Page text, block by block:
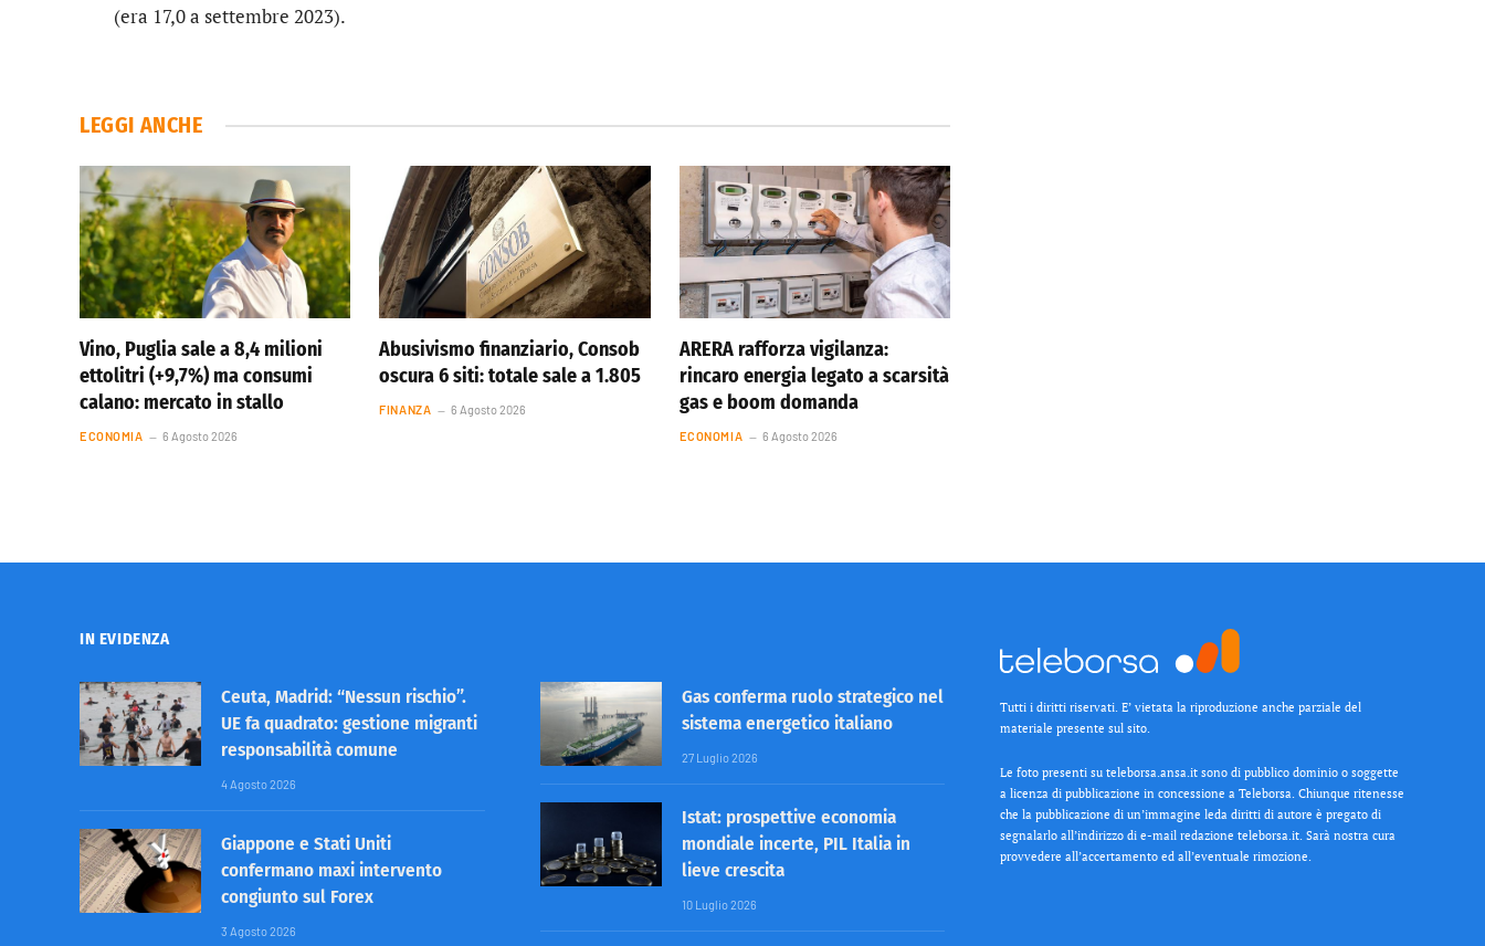
(era 17,0 a settembre 2023).
LEGGI ANCHE
Vino, Puglia sale a 8,4 milioni
ettolitri (+9,7%) ma consumi
calano: mercato in stallo
ECONOMIA 6 Agosto 2026
Abusivismo finanziario, Consob
oscura 6 siti: totale sale a 1.805
FINANZA 6 Agosto 2026
ARERA rafforza vigilanza:
rincaro energia legato a scarsità
gas e boom domanda
ECONOMIA 6 Agosto 2026
IN EVIDENZA
Ceuta, Madrid: “Nessun rischio”.
UE fa quadrato: gestione migranti
responsabilità comune
4 Agosto 2026
Giappone e Stati Uniti
confermano maxi intervento
congiunto sul Forex
3 Agosto 2026
Gas conferma ruolo strategico nel
sistema energetico italiano
27 Luglio 2026
Istat: prospettive economia
mondiale incerte, PIL Italia in
lieve crescita
10 Luglio 2026
Tutti i diritti riservati. E’ vietata la riproduzione anche parziale del
materiale presente sul sito.
Le foto presenti su teleborsa.ansa.it sono di pubblico dominio o soggette
a licenza di pubblicazione in concessione a Teleborsa. Chiunque ritenesse
che la pubblicazione di un’immagine leda diritti di autore è pregato di
segnalarlo all’indirizzo di e-mail redazione teleborsa.it. Sarà nostra cura
provvedere all’accertamento ed all’eventuale rimozione.